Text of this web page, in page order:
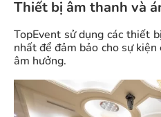
Thiết bị âm thanh và
TopEvent sử dụng các thiết
nhất để đảm bảo cho sự
âm hưởng.